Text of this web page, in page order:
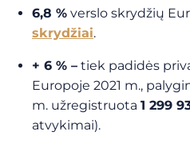
6,8 % verslo skrydžių
skrydžiai.
+ 6 % – tiek padidės
Europoje 2021 m.,
m. užregistruota 1 299
atvykimai).